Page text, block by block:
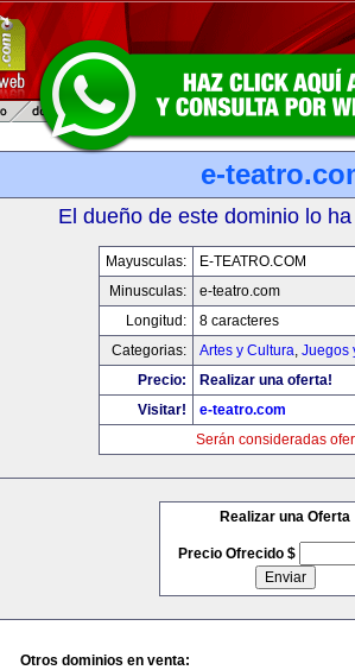
e-
El dueño de este dominio lo
Mayusculas:
E-TEATRO.COM
Minusculas:
e-teatro.com
Longitud:
8 caracteres
Categorias:
Artes y Cultura, Juegos
Precio:
Realizar una oferta!
Visitar!
e-teatro.com
Serán consideradas
Realizar una Oferta
Precio Ofrecido $
Otros dominios en venta: